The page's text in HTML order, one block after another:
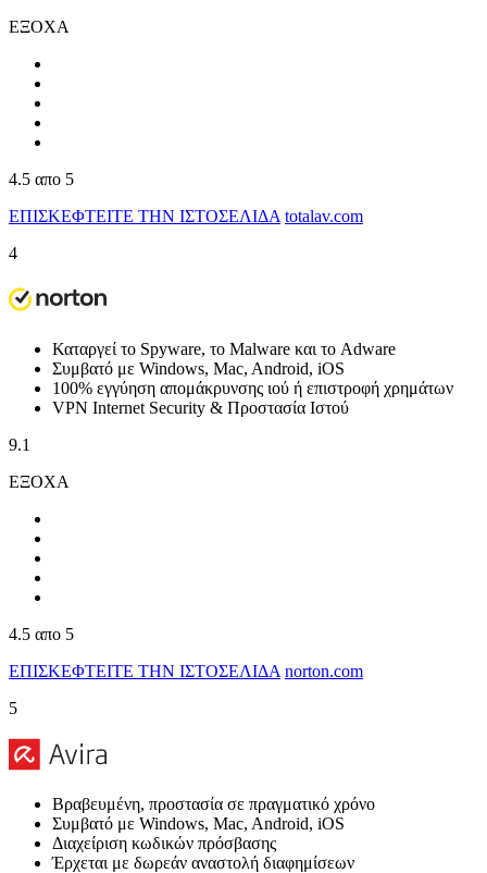
ΕΞΟΧΑ
4.5 απο 5
ΕΠΙΣΚΕΦΤΕΙΤΕ ΤΗΝ ΙΣΤΟΣΕΛΙΔΑ totalav.com
4
Καταργεί το Spyware, το Malware και το Adware
Συμβατό με Windows, Mac, Android, iOS
100% εγγύηση απομάκρυνσης ιού ή επιστροφή χρημάτων
VPN Internet Security & Προστασία Ιστού
9.1
ΕΞΟΧΑ
4.5 απο 5
ΕΠΙΣΚΕΦΤΕΙΤΕ ΤΗΝ ΙΣΤΟΣΕΛΙΔΑ norton.com
5
Βραβευμένη, προστασία σε πραγματικό χρόνο
Συμβατό με Windows, Mac, Android, iOS
Διαχείριση κωδικών πρόσβασης
Έρχεται με δωρεάν αναστολή διαφημίσεων